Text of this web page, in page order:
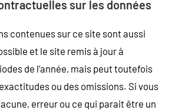
sur les données
contenues sur ce site sont aussi
et le site remis à jour à
de l’année, mais peut toutefois
ou des omissions. Si vous
erreur ou ce qui parait être un